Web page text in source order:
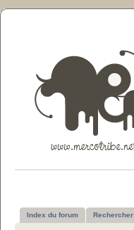
Index du forum Rechercher